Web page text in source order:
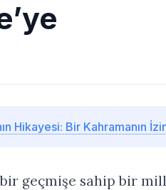
Hikayesi: Bir Kahramanın
bir geçmişe sahip bir